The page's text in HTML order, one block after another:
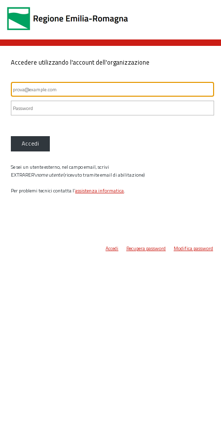
Accedere utilizzando l'account dell'organizzazione
Accedi
Se sei un utente esterno, nel campo email, scrivi
EXTRARER\nome utente(ricevuto tramite email di abilitazione)
Per problemi tecnici contatta l’assistenza informatica.
Accedi Recupera password Modifica password